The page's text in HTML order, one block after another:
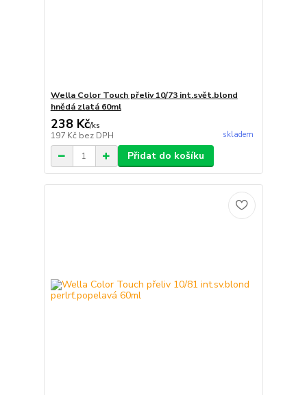
Wella Color Touch přeliv 10/73 int.svět.blond
hnědá zlatá 60ml
238 Kč/ks
197 Kč bez DPH skladem
Přidat do košíku